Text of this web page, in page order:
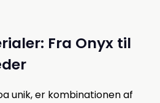
Fra Onyx til
unik, er kombinationen af